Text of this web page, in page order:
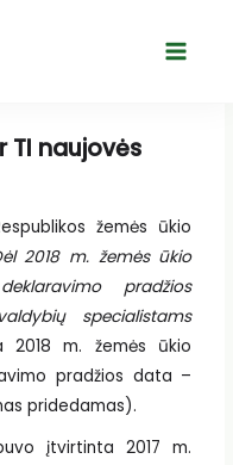
Main
TI naujovės
žemės ūkio
2018 m. žemės ūkio
pradžios
specialistams
2018 m. žemės ūkio
pradžios data –
pridedamas).
įtvirtinta 2017 m.